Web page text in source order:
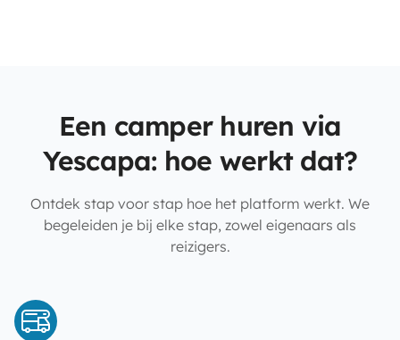
Een camper huren via
Yescapa: hoe werkt dat?
Ontdek stap voor stap hoe het platform werkt. We
begeleiden je bij elke stap, zowel eigenaars als
reizigers.